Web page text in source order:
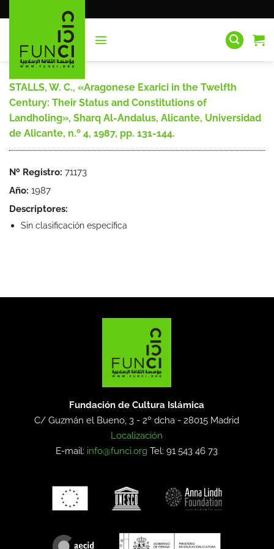
al
STALLS, W. C., «Aragonese Exarici in the Twelfth
Century: Their Status and Constitutions of
Landholing», Sharq Al-Andalus, Alicante, Universidad
de Alicante, n.º 4, 1987, pp. 131-144.
Nº Registro: 71173
Año: 1987
Descriptores:
Sin clasificación específica
Fundación de Cultura Islámica
C/ Guzmán el Bueno, 3 - 2º dcha -28015 Madrid
Localización
E-mail: info@funci.org Tel: 91 543 46 73